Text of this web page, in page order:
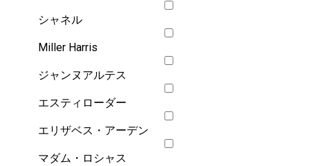
シャネル
Miller Harris
ジャンヌアルテス
エスティローダー
エリザベス・アーデン
マダム・ロシャス